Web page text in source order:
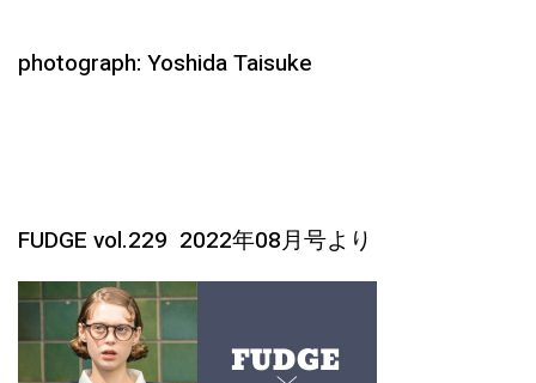
photograph: Yoshida Taisuke
FUDGE vol.229 2022年08月号より